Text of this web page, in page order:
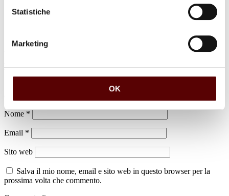
Statistiche
Marketing
OK
Lascia un commento
Il tuo indirizzo email non sarà pubblicato.
Nome *
Email *
Sito web
Salva il mio nome, email e sito web in questo browser per la
prossima volta che commento.